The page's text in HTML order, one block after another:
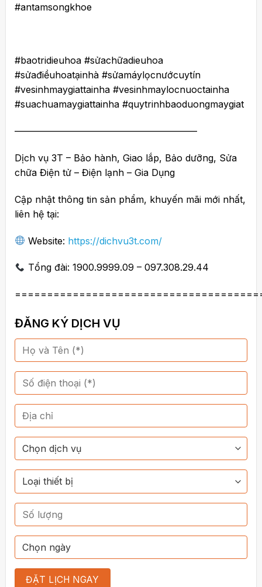
#antamsongkhoe
#baotridieuhoa #sửachữadieuhoa
#sửađiềuhoatạinhà #sửamáylọcnướcuytín
#vesinhmaygiattainha #vesinhmaylocnuoctainha
#suachuamaygiattainha #quytrinhbaoduongmaygiat
———————————————————–
Dịch vụ 3T – Bảo hành, Giao lắp, Bảo dưỡng, Sửa
chữa Điện tử – Điện lạnh – Gia Dụng
Cập nhật thông tin sản phẩm, khuyến mãi mới nhất,
liên hệ tại:
Website: https://dichvu3t.com/
Tổng đài: 1900.9999.09 – 097.308.29.44
ĐĂNG KÝ DỊCH VỤ